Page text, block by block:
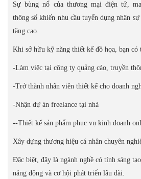
Sự bùng nổ của thương mại điện tử,
thông số khiến nhu cầu tuyển dụng nhân
tăng cao.
Khi sở hữu kỹ năng thiết kế đồ họa, bạn có
-Làm việc tại công ty quảng cáo, truyền
-Trở thành nhân viên thiết kế cho doanh
-Nhận dự án freelance tại nhà
--Thiết kế sản phẩm phục vụ kinh doanh
Xây dựng thương hiệu cá nhân chuyên
Đặc biệt, đây là ngành nghề có tính sáng
năng động và cơ hội phát triển lâu dài.